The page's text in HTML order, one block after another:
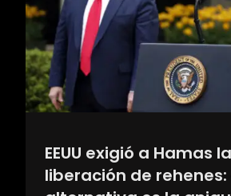
EEUU exigió a Hamas la
liberación de rehenes: